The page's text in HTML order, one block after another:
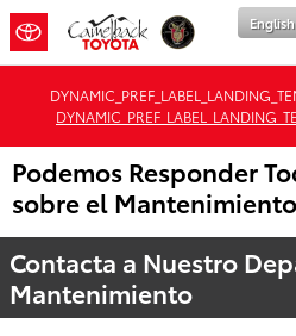
Saltar al contenido principal English
Podemos Responder
sobre el
Contacta a Nuestro
Mantenimiento